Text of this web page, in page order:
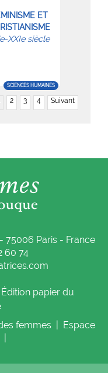
ET
XXIe siècle
SCIENCES HUMAINES
2 3 4 Suivant
75006 Paris - France
60 74
Édition papier du
femmes
Espace